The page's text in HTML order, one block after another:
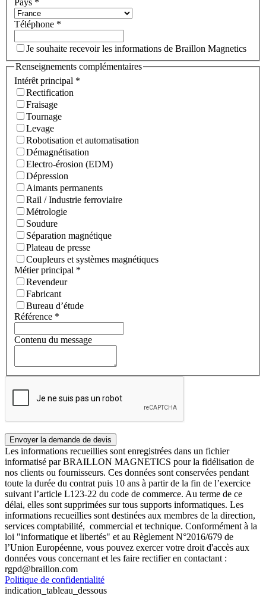
Pays *
Téléphone *
Je souhaite recevoir les informations de Braillon Magnetics
Renseignements complémentaires
Intérêt principal *
Rectification
Fraisage
Tournage
Levage
Robotisation et automatisation
Démagnétisation
Electro-érosion (EDM)
Dépression
Aimants permanents
Rail / Industrie ferroviaire
Métrologie
Soudure
Séparation magnétique
Plateau de presse
Coupleurs et systèmes magnétiques
Métier principal *
Revendeur
Fabricant
Bureau d’étude
Référence *
Contenu du message
Les informations recueillies sont enregistrées dans un fichier
informatisé par BRAILLON MAGNETICS pour la fidélisation de
nos clients ou fournisseurs. Ces données sont conservées pendant
toute la durée du contrat puis 10 ans à partir de la fin de l’exercice
suivant l’article L123-22 du code de commerce. Au terme de ce
délai, elles sont supprimées sur tous supports informatiques. Les
informations recueillies sont destinées aux membres de la direction,
services comptabilité, commercial et technique. Conformément à la
loi "informatique et libertés" et au Règlement N°2016/679 de
l’Union Européenne, vous pouvez exercer votre droit d'accès aux
données vous concernant et les faire rectifier en contactant :
rgpd@braillon.com
Politique de confidentialité
indication_tableau_dessous